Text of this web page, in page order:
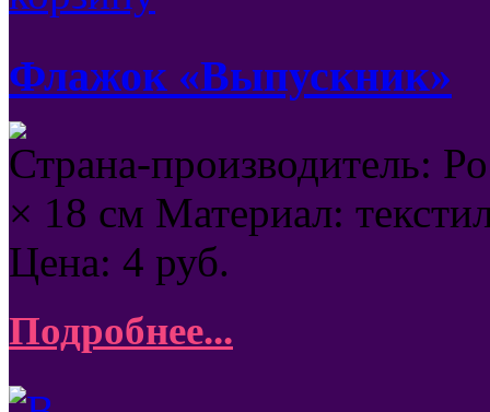
Флажок «Выпускник»
Страна-производитель:
× 18 см Материал:
Цена: 4 руб.
Подробнее...